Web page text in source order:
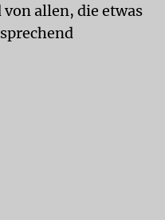
allen, die etwas